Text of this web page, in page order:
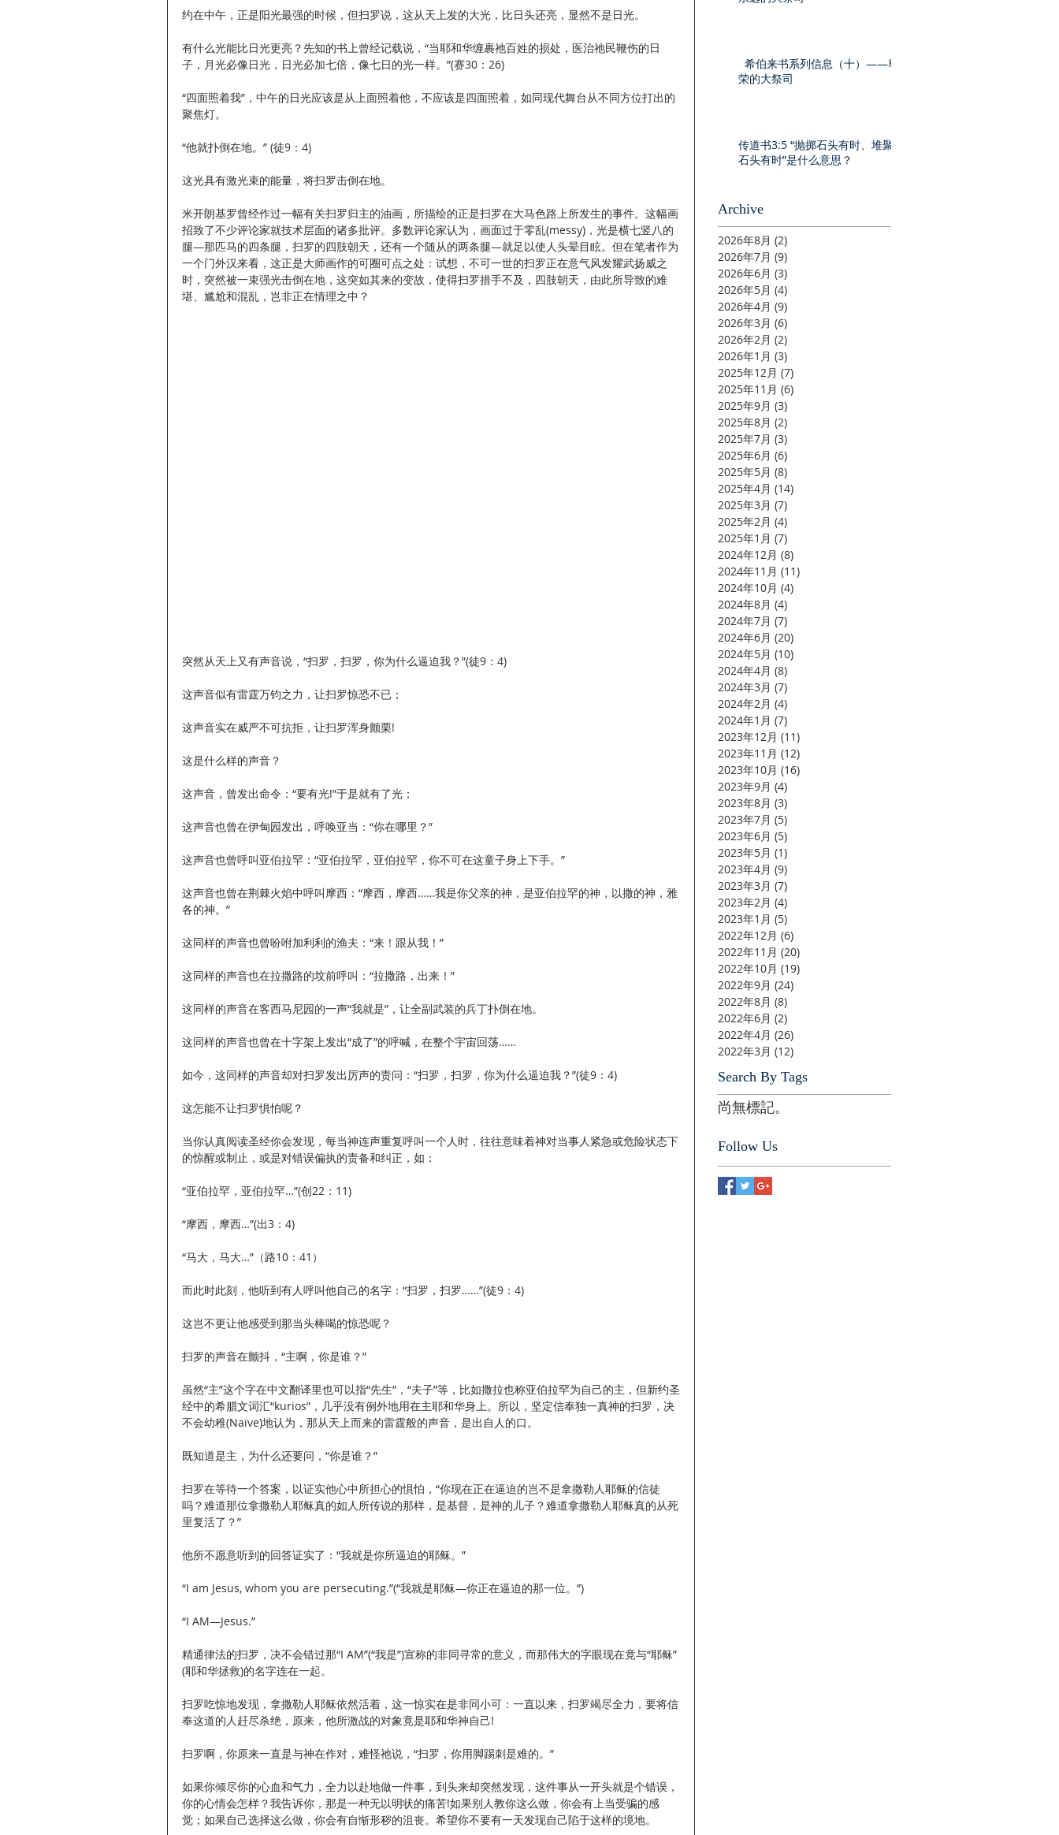
约在中午，正是阳光最强的时候，但扫罗说，这从天上发的大光，比日头还亮，显然不是日光。
有什么光能比日光更亮？先知的书上曾经记载说，“当耶和华缠裹祂百姓的损处，医治祂民鞭伤的日
子，月光必像日光，日光必加七倍，像七日的光一样。”(赛30：26)
“四面照着我”，中午的日光应该是从上面照着他，不应该是四面照着，如同现代舞台从不同方位打出的
聚焦灯。
“他就扑倒在地。” (徒9：4)
这光具有激光束的能量，将扫罗击倒在地。
米开朗基罗曾经作过一幅有关扫罗归主的油画，所描绘的正是扫罗在大马色路上所发生的事件。这幅画
招致了不少评论家就技术层面的诸多批评。多数评论家认为，画面过于零乱(messy)，光是横七竖八的
腿—那匹马的四条腿，扫罗的四肢朝天，还有一个随从的两条腿—就足以使人头晕目眩。但在笔者作为
一个门外汉来看，这正是大师画作的可圈可点之处：试想，不可一世的扫罗正在意气风发耀武扬威之
时，突然被一束强光击倒在地，这突如其来的变故，使得扫罗措手不及，四肢朝天，由此所导致的难
堪、尴尬和混乱，岂非正在情理之中？
突然从天上又有声音说，“扫罗，扫罗，你为什么逼迫我？”(徒9：4)
这声音似有雷霆万钧之力，让扫罗惊恐不已；
这声音实在威严不可抗拒，让扫罗浑身颤栗!
这是什么样的声音？
这声音，曾发出命令：“要有光!”于是就有了光；
这声音也曾在伊甸园发出，呼唤亚当：“你在哪里？”
这声音也曾呼叫亚伯拉罕：“亚伯拉罕，亚伯拉罕，你不可在这童子身上下手。”
这声音也曾在荆棘火焰中呼叫摩西：“摩西，摩西……我是你父亲的神，是亚伯拉罕的神，以撒的神，雅
各的神。”
这同样的声音也曾吩咐加利利的渔夫：“来！跟从我！”
这同样的声音也在拉撒路的坟前呼叫：“拉撒路，出来！”
这同样的声音在客西马尼园的一声“我就是”，让全副武装的兵丁扑倒在地。
这同样的声音也曾在十字架上发出“成了”的呼喊，在整个宇宙回荡……
如今，这同样的声音却对扫罗发出厉声的责问：“扫罗，扫罗，你为什么逼迫我？”(徒9：4)
这怎能不让扫罗惧怕呢？
当你认真阅读圣经你会发现，每当神连声重复呼叫一个人时，往往意味着神对当事人紧急或危险状态下
的惊醒或制止，或是对错误偏执的责备和纠正，如：
“亚伯拉罕，亚伯拉罕…”(创22：11)
“摩西，摩西…”(出3：4)
“马大，马大…”（路10：41）
而此时此刻，他听到有人呼叫他自己的名字：“扫罗，扫罗……”(徒9：4)
这岂不更让他感受到那当头棒喝的惊恐呢？
扫罗的声音在颤抖，“主啊，你是谁？”
虽然“主”这个字在中文翻译里也可以指“先生”，“夫子”等，比如撒拉也称亚伯拉罕为自己的主，但新约圣
经中的希腊文词汇“kurios”，几乎没有例外地用在主耶和华身上。所以，坚定信奉独一真神的扫罗，决
不会幼稚(Naïve)地认为，那从天上而来的雷霆般的声音，是出自人的口。
既知道是主，为什么还要问，“你是谁？”
扫罗在等待一个答案，以证实他心中所担心的惧怕，“你现在正在逼迫的岂不是拿撒勒人耶稣的信徒
吗？难道那位拿撒勒人耶稣真的如人所传说的那样，是基督，是神的儿子？难道拿撒勒人耶稣真的从死
里复活了？”
他所不愿意听到的回答证实了：“我就是你所逼迫的耶稣。”
“I am Jesus, whom you are persecuting.”(“我就是耶稣—你正在逼迫的那一位。”)
“I AM—Jesus.”
精通律法的扫罗，决不会错过那“I AM”(“我是”)宣称的非同寻常的意义，而那伟大的字眼现在竟与“耶稣”
(耶和华拯救)的名字连在一起。
扫罗吃惊地发现，拿撒勒人耶稣依然活着，这一惊实在是非同小可：一直以来，扫罗竭尽全力，要将信
奉这道的人赶尽杀绝，原来，他所激战的对象竟是耶和华神自己!
扫罗啊，你原来一直是与神在作对，难怪祂说，“扫罗，你用脚踢刺是难的。”
如果你倾尽你的心血和气力，全力以赴地做一件事，到头来却突然发现，这件事从一开头就是个错误，
你的心情会怎样？我告诉你，那是一种无以明状的痛苦!如果别人教你这么做，你会有上当受骗的感
觉；如果自己选择这么做，你会有自惭形秽的沮丧。希望你不要有一天发现自己陷于这样的境地。
希伯来书系列信息（十）——尊
荣的大祭司
传道书3:5 “抛掷石头有时、堆聚
石头有时”是什么意思？
Archive
2026年8月 (2)
2026年7月 (9)
2026年6月 (3)
2026年5月 (4)
2026年4月 (9)
2026年3月 (6)
2026年2月 (2)
2026年1月 (3)
2025年12月 (7)
2025年11月 (6)
2025年9月 (3)
2025年8月 (2)
2025年7月 (3)
2025年6月 (6)
2025年5月 (8)
2025年4月 (14)
2025年3月 (7)
2025年2月 (4)
2025年1月 (7)
2024年12月 (8)
2024年11月 (11)
2024年10月 (4)
2024年8月 (4)
2024年7月 (7)
2024年6月 (20)
2024年5月 (10)
2024年4月 (8)
2024年3月 (7)
2024年2月 (4)
2024年1月 (7)
2023年12月 (11)
2023年11月 (12)
2023年10月 (16)
2023年9月 (4)
2023年8月 (3)
2023年7月 (5)
2023年6月 (5)
2023年5月 (1)
2023年4月 (9)
2023年3月 (7)
2023年2月 (4)
2023年1月 (5)
2022年12月 (6)
2022年11月 (20)
2022年10月 (19)
2022年9月 (24)
2022年8月 (8)
2022年6月 (2)
2022年4月 (26)
2022年3月 (12)
Search By Tags
尚無標記。
Follow Us